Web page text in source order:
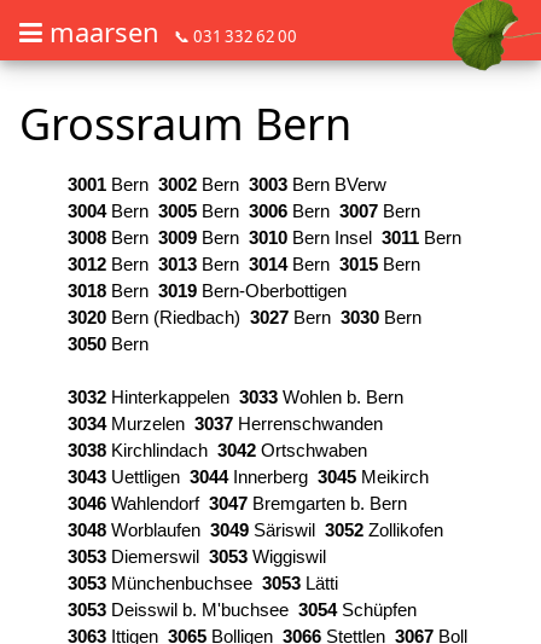
maarsen 📞 031 332 62 00
Grossraum Bern
3001 Bern 3002 Bern 3003 Bern BVerw
3004Bern 3005 Bern 3006 Bern 3007 Bern
3008 Bern 3009 Bern 3010 Bern Insel 3011 Bern
3012 Bern 3013 Bern 3014Bern 3015 Bern
3018 Bern 3019 Bern‑Oberbottigen
3020 Bern (Riedbach) 3027 Bern 3030 Bern
3050 Bern
3032 Hinterkappelen 3033 Wohlen b. Bern
3034Murzelen 3037 Herrenschwanden
3038 Kirchlindach 3042 Ortschwaben
3043 Uettligen 3044Innerberg 3045 Meikirch
3046 Wahlendorf 3047 Bremgarten b. Bern
3048 Worblaufen 3049 Säriswil 3052 Zollikofen
3053 Diemerswil 3053 Wiggiswil
3053 Münchenbuchsee 3053 Lätti
3053 Deisswil b. M'buchsee 3054Schüpfen
3063 Ittigen 3065 Bolligen 3066 Stettlen 3067 Boll